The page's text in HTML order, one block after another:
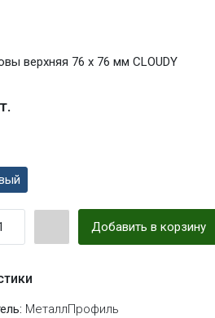
верхняя 76 х 76 мм CLOUDY
Добавить в корзину
МеталлПрофиль